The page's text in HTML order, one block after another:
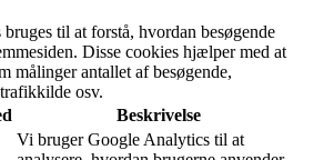
til at forstå, hvordan besøgende
Disse cookies hjælper med at
målinger antallet af besøgende,
osv.
Beskrivelse
Vi bruger Google Analytics til at